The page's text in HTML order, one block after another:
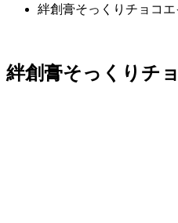
絆創膏そっくりチョコエ
絆創膏そっくりチ